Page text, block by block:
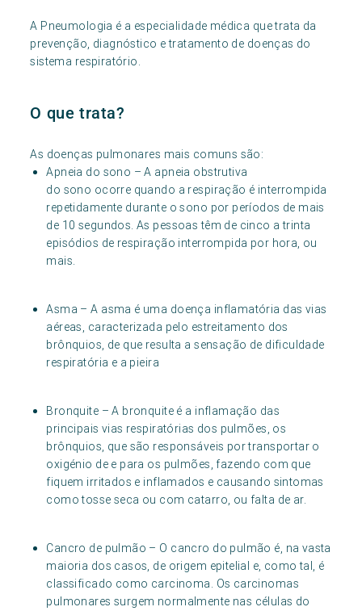
A Pneumologia é a especialidade médica que trata da
prevenção, diagnóstico e tratamento de doenças do
sistema respiratório.
O que trata?
As doenças pulmonares mais comuns são:
Apneia do sono – A apneia obstrutiva
do sono ocorre quando a respiração é interrompida
repetidamente durante o sono por períodos de mais
de 10 segundos. As pessoas têm de cinco a trinta
episódios de respiração interrompida por hora, ou
mais.
Asma – A asma é uma doença inflamatória das vias
aéreas, caracterizada pelo estreitamento dos
brônquios, de que resulta a sensação de dificuldade
respiratória e a pieira
Bronquite – A bronquite é a inflamação das
principais vias respiratórias dos pulmões, os
brônquios, que são responsáveis por transportar o
oxigénio de e para os pulmões, fazendo com que
fiquem irritados e inflamados e causando sintomas
como tosse seca ou com catarro, ou falta de ar.
Cancro de pulmão – O cancro do pulmão é, na vasta
maioria dos casos, de origem epitelial e, como tal, é
classificado como carcinoma. Os carcinomas
pulmonares surgem normalmente nas células do